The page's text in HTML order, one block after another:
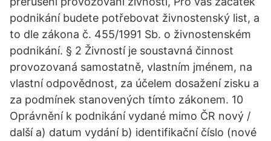
podnikání budete potřebovat živnostenský list, a
to dle zákona č. 455/1991 Sb. o živnostenském
podnikání. § 2 Živností je soustavná činnost
provozovaná samostatně, vlastním jménem, na
vlastní odpovědnost, za účelem dosažení zisku a
za podmínek stanovených tímto zákonem. 10
Oprávnění k podnikání vydané mimo ČR nový /
další a) datum vydání b) identifikační číslo (nové